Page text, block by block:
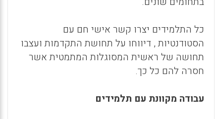
כל התלמידים יצרו קשר אישי חם עם
הסטודנטיות , דיווחו על תחושת התקדמות ועצבו
תחושה של ראשית המסוגלות המתמטית אשר
חסרה להם כל כך.
עבודה מקוונת עם תלמידים